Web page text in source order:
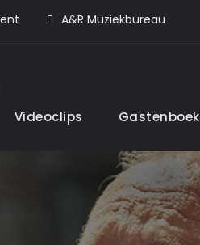
A&R Muziekbureau
Videoclips Gastenboek